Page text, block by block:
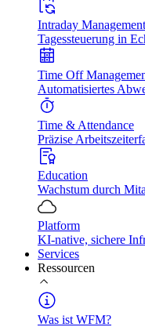
Intraday Management
Tagessteuerung in
Time Off
Automatisiertes
Time & Attendance
Präzise
Education
Wachstum durch
Platform
KI-native, sichere
Services
Ressourcen
Was ist WFM?